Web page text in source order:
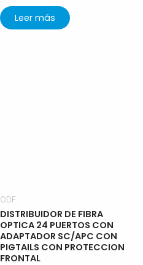
Valorado
con
0
de
Leer más
ODF
DISTRIBUIDOR DE FIBRA
OPTICA 24 PUERTOS CON
ADAPTADOR SC/APC CON
PIGTAILS CON PROTECCION
FRONTAL